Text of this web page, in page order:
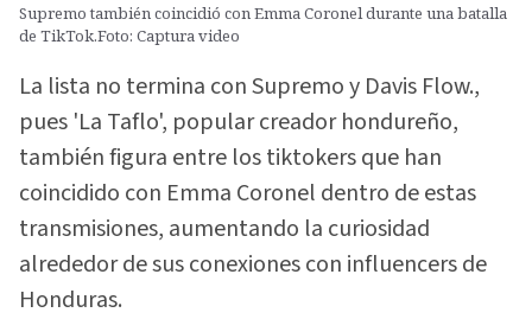
Supremo también coincidió con Emma Coronel durante una batalla
de TikTok.Foto: Captura video
La lista no termina con Supremo y Davis Flow.,
pues 'La Taflo', popular creador hondureño,
también figura entre los tiktokers que han
coincidido con Emma Coronel dentro de estas
transmisiones, aumentando la curiosidad
alrededor de sus conexiones con influencers de
Honduras.